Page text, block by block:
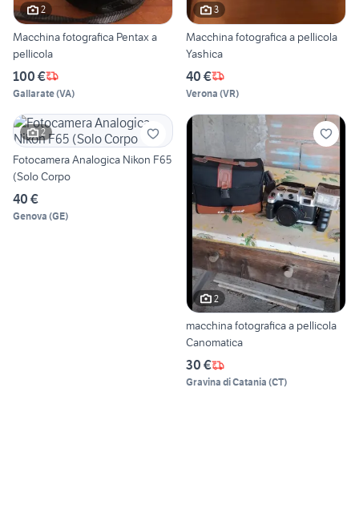
2
Macchina fotografica Pentax a
pellicola
100 €
Gallarate(VA)
3
Macchina fotografica a pellicola
Yashica
40 €
Verona (VR)
2
Fotocamera Analogica Nikon F65
(Solo Corpo
40 €
Genova (GE)
2
macchina fotografica a pellicola
Canomatica
30 €
Gravina di Catania (CT)